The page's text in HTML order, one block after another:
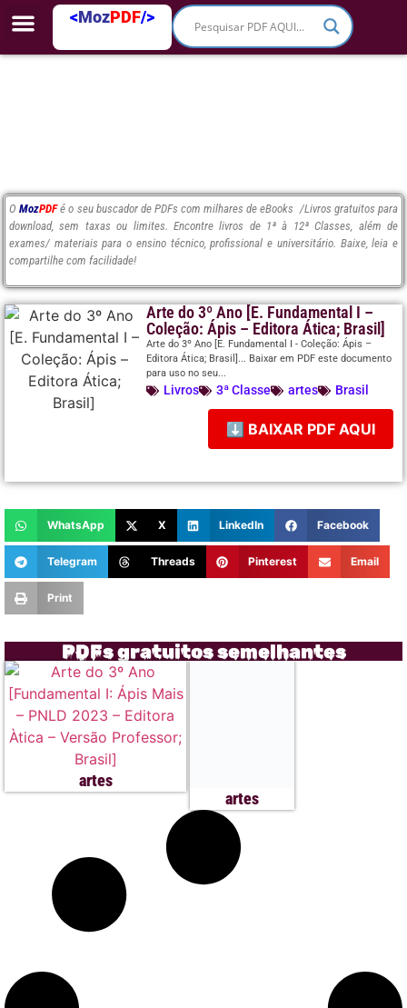
<MozPDF/>
OMozPDF é o seu buscador de PDFs com milhares de eBooks /Livros gratuitos para
download, sem taxas ou limites. Encontre livros de 1ª à 12ª Classes, além de
exames/ materiais para o ensino técnico, profissional e universitário. Baixe, leia e
compartilhe com facilidade!
Arte do 3º Ano [E. Fundamental I –
Coleção: Ápis – Editora Ática; Brasil]
Arte do 3º Ano [E. Fundamental I - Coleção: Ápis –
Editora Ática; Brasil]... Baixar em PDF este documento
para uso no seu...
Livros 3ª Classe artes Brasil
⬇ BAIXAR PDF AQUI
WhatsApp X LinkedIn Facebook
Telegram Threads Pinterest Email
Print
PDFs gratuitos semelhantes
artes
artes